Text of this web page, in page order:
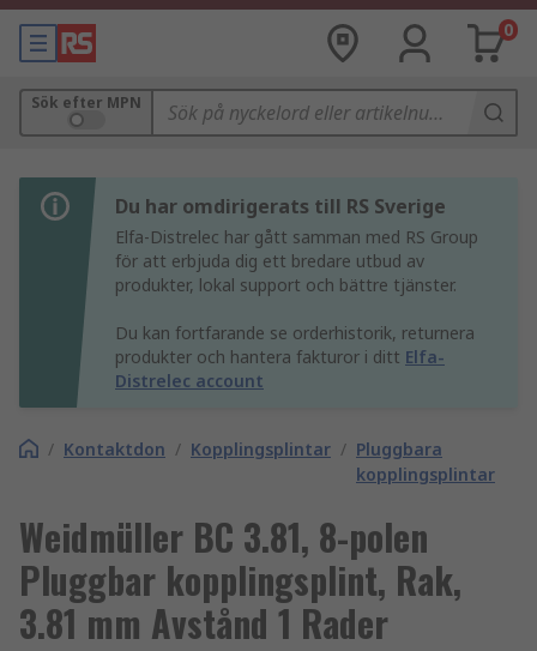
0
Sök efter MPN
Du har omdirigerats till RS Sverige
Elfa-Distrelec har gått samman med RS Group
för att erbjuda dig ett bredare utbud av
produkter, lokal support och bättre tjänster.
Du kan fortfarande se orderhistorik, returnera
produkter och hantera fakturor i ditt Elfa-
Distrelec account
/ Kontaktdon / Kopplingsplintar / Pluggbara
kopplingsplintar
Weidmüller BC 3.81, 8-polen
Pluggbar kopplingsplint, Rak,
3.81 mm Avstånd 1 Rader